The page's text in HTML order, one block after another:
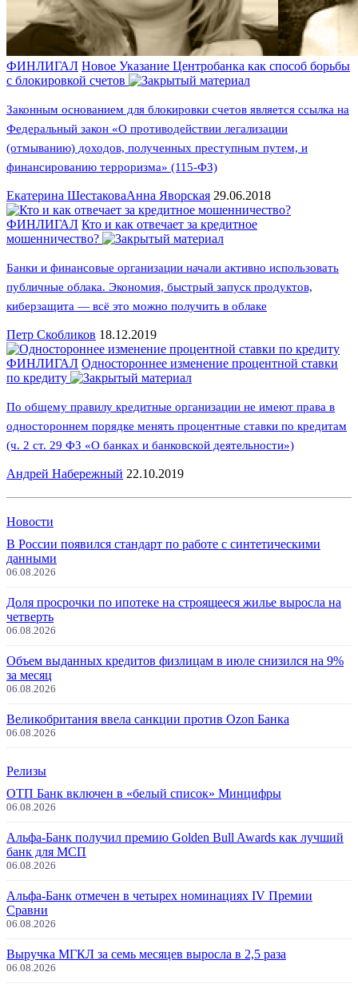
ФИНЛИГАЛ Новое Указание Центробанка как способ борьбы
с блокировкой счетов
Законным основанием для блокировки счетов является ссылка на
Федеральный закон «О противодействии легализации
(отмыванию) доходов, полученных преступным путем, и
финансированию терроризма» (115-ФЗ)
Екатерина ШестаковаАнна Яворская 29.06.2018
ФИНЛИГАЛ Кто и как отвечает за кредитное
мошенничество?
Банки и финансовые организации начали активно использовать
публичные облака. Экономия, быстрый запуск продуктов,
киберзащита — всё это можно получить в облаке
Петр Скобликов 18.12.2019
ФИНЛИГАЛ Одностороннее изменение процентной ставки
по кредиту
По общему правилу кредитные организации не имеют права в
одностороннем порядке менять процентные ставки по кредитам
(ч. 2 ст. 29 ФЗ «О банках и банковской деятельности»)
Андрей Набережный 22.10.2019
Новости
В России появился стандарт по работе с синтетическими
данными
06.08.2026
Доля просрочки по ипотеке на строящееся жилье выросла на
четверть
06.08.2026
Объем выданных кредитов физлицам в июле снизился на 9%
за месяц
06.08.2026
Великобритания ввела санкции против Ozon Банка
06.08.2026
Релизы
ОТП Банк включен в «белый список» Минцифры
06.08.2026
Альфа-Банк получил премию Golden Bull Awards как лучший
банк для МСП
06.08.2026
Альфа-Банк отмечен в четырех номинациях IV Премии
Сравни
06.08.2026
Выручка МГКЛ за семь месяцев выросла в 2,5 раза
06.08.2026